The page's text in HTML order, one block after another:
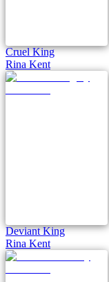
Cruel King
Rina Kent
Deviant King
Rina Kent